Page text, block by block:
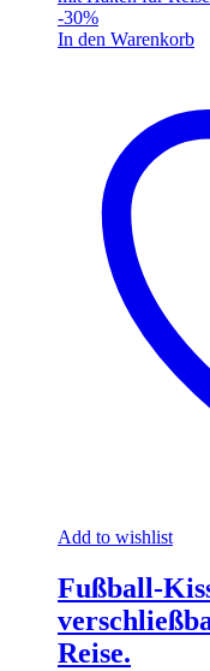
-30%
In den Warenkorb
Add to wishlist
Fußball-
Reise.